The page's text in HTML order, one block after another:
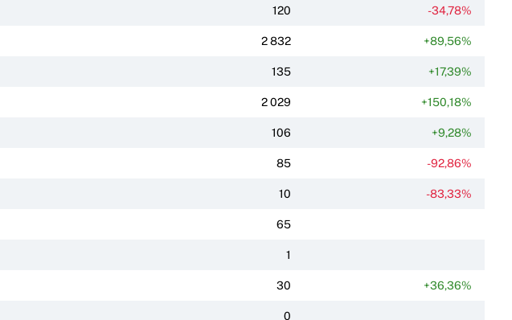
120 -34,78%
2 832 +89,56%
135 +17,39%
2 029 +150,18%
106 +9,28%
85 -92,86%
10 -83,33%
65
1
30 +36,36%
0